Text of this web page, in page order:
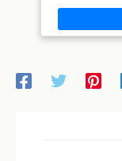
sélectionnés de
performance
environnement de
Pratique,
de la
plusieurs
cm -